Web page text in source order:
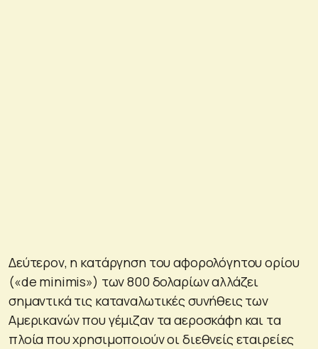
Δεύτερον, η κατάργηση του αφορολόγητου ορίου
(«de minimis») των 800 δολαρίων αλλάζει
σημαντικά τις καταναλωτικές συνήθεις των
Αμερικανών που γέμιζαν τα αεροσκάφη και τα
πλοία που χρησιμοποιούν οι διεθνείς εταιρείες